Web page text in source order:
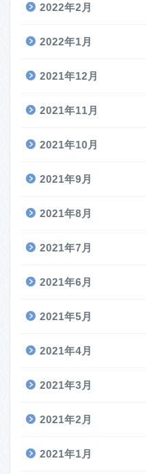
2022年2月
2022年1月
2021年12月
2021年11月
2021年10月
2021年9月
2021年8月
2021年7月
2021年6月
2021年5月
2021年4月
2021年3月
2021年2月
2021年1月